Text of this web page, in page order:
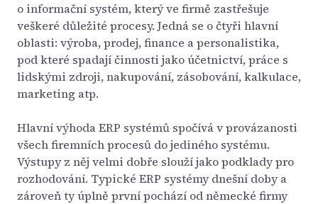
o informační systém, který ve firmě zastřešuje
veškeré důležité procesy. Jedná se o čtyři hlavní
oblasti: výroba, prodej, finance a personalistika,
pod které spadají činnosti jako účetnictví, práce s
lidskými zdroji, nakupování, zásobování, kalkulace,
marketing atp.
Hlavní výhoda ERP systémů spočívá v provázanosti
všech firemních procesů do jediného systému.
Výstupy z něj velmi dobře slouží jako podklady pro
rozhodování. Typické ERP systémy dnešní doby a
zároveň ty úplně první pochází od německé firmy